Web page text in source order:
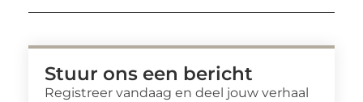
Stuur ons een bericht
Registreer vandaag en deel jouw verhaal